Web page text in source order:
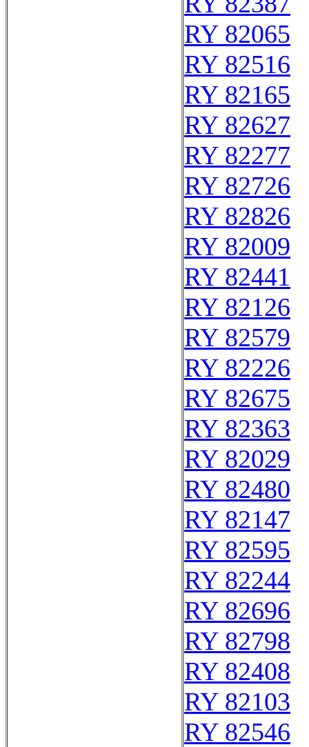
RY 82065
RY 82516
RY 82165
RY 82627
RY 82277
RY 82726
RY 82826
RY 82009
RY 82441
RY 82126
RY 82579
RY 82226
RY 82675
RY 82363
RY 82029
RY 82480
RY 82147
RY 82595
RY 82244
RY 82696
RY 82798
RY 82408
RY 82103
RY 82546